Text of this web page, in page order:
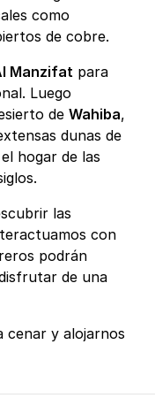
como
de cobre.
Manzifat para
Luego
de Wahiba,
dunas de
hogar de las
las
con
podrán
de una
cenar y alojarnos